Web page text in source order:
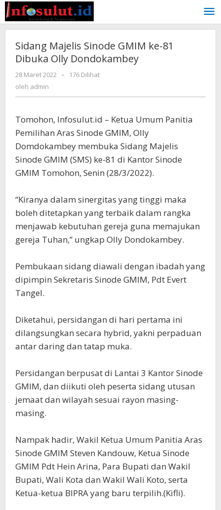
Lewati
ke
konten
Sidang Majelis Sinode GMIM ke-81
Dibuka Olly Dondokambey
28 Maret 2022
oleh
-
176 Dilihat
oleh admin
Tomohon, Infosulut.id – Ketua Umum Panitia
Pemilihan Aras Sinode GMIM, Olly
Domdokambey membuka Sidang Majelis
Sinode GMIM (SMS) ke-81 di Kantor Sinode
GMIM Tomohon, Senin (28/3/2022).
“Kiranya dalam sinergitas yang tinggi maka
boleh ditetapkan yang terbaik dalam rangka
menjawab kebutuhan gereja guna memajukan
gereja Tuhan,” ungkap Olly Dondokambey.
Pembukaan sidang diawali dengan ibadah yang
dipimpin Sekretaris Sinode GMIM, Pdt Evert
Tangel.
Diketahui, persidangan di hari pertama ini
dilangsungkan secara hybrid, yakni perpaduan
antar daring dan tatap muka.
Persidangan berpusat di Lantai 3 Kantor Sinode
GMIM, dan diikuti oIeh peserta sidang utusan
jemaat dan wilayah sesuai rayon masing-
masing.
Nampak hadir, Wakil Ketua Umum Panitia Aras
Sinode GMIM Steven Kandouw, Ketua Sinode
GMIM Pdt Hein Arina, Para Bupati dan Wakil
Bupati, Wali Kota dan Wakil Wali Koto, serta
Ketua-ketua BIPRA yang baru terpilih.(Kifli).